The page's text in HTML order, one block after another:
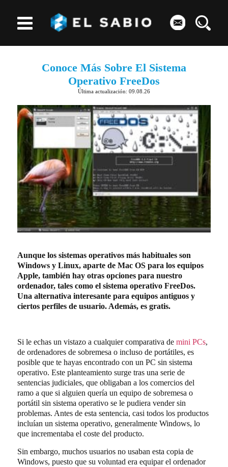
Conoce Más Sobre El Sistema
Operativo FreeDos
Última actualización: 09.08.26
Aunque los sistemas operativos más habituales son
Windows y Linux, aparte de Mac OS para los equipos
Apple, también hay otras opciones para nuestro
ordenador, tales como el sistema operativo FreeDos.
Una alternativa interesante para equipos antiguos y
ciertos perfiles de usuario. Además, es gratis.
Si le echas un vistazo a cualquier comparativa de mini PCs,
de ordenadores de sobremesa o incluso de portátiles, es
posible que te hayas encontrado con un PC sin sistema
operativo. Este planteamiento surge tras una serie de
sentencias judiciales, que obligaban a los comercios del
ramo a que si alguien quería un equipo de sobremesa o
portátil sin sistema operativo se le pudiera vender sin
problemas. Antes de esta sentencia, casi todos los productos
incluían un sistema operativo, generalmente Windows, lo
que incrementaba el coste del producto.
Sin embargo, muchos usuarios no usaban esta copia de
Windows, puesto que su voluntad era equipar el ordenador